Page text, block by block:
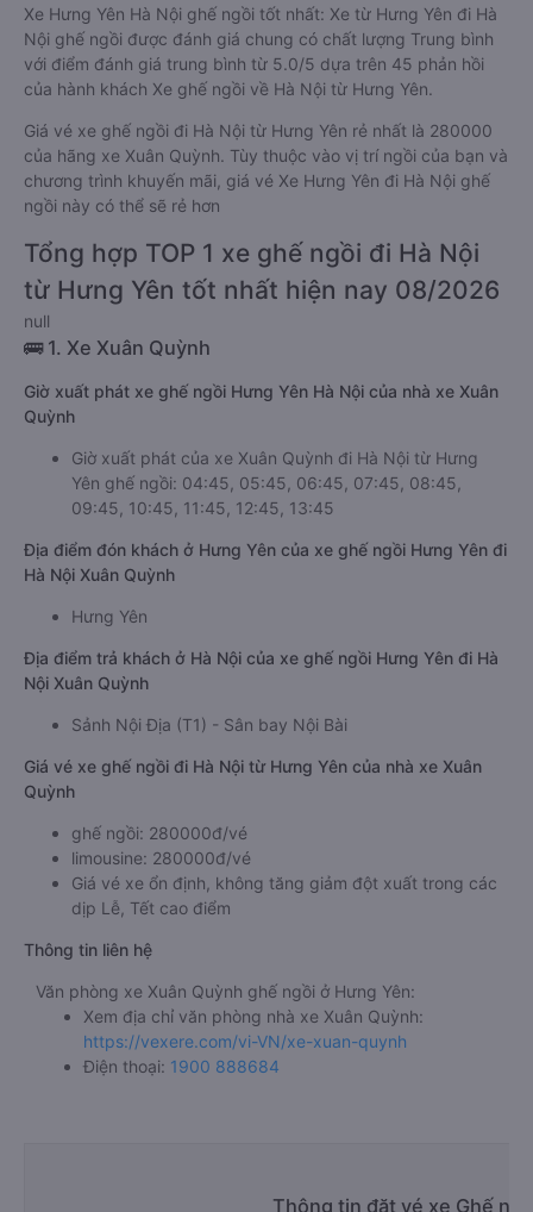
Xe Hưng Yên Hà Nội ghế ngồi tốt nhất: Xe từ Hưng Yên đi Hà
Nội ghế ngồi được đánh giá chung có chất lượng Trung bình
với điểm đánh giá trung bình từ 5.0/5 dựa trên 45 phản hồi
của hành khách Xe ghế ngồi về Hà Nội từ Hưng Yên.
Giá vé xe ghế ngồi đi Hà Nội từ Hưng Yên rẻ nhất là 280000
của hãng xe Xuân Quỳnh. Tùy thuộc vào vị trí ngồi của bạn và
chương trình khuyến mãi, giá vé Xe Hưng Yên đi Hà Nội ghế
ngồi này có thể sẽ rẻ hơn
Tổng hợp TOP 1 xe ghế ngồi đi Hà Nội
từ Hưng Yên tốt nhất hiện nay 08/2026
null
🚌 1. Xe Xuân Quỳnh
Giờ xuất phát xe ghế ngồi Hưng Yên Hà Nội của nhà xe Xuân
Quỳnh
Giờ xuất phát của xe Xuân Quỳnh đi Hà Nội từ Hưng
Yên ghế ngồi: 04:45, 05:45, 06:45, 07:45, 08:45,
09:45, 10:45, 11:45, 12:45, 13:45
Địa điểm đón khách ở Hưng Yên của xe ghế ngồi Hưng Yên đi
Hà Nội Xuân Quỳnh
Hưng Yên
Địa điểm trả khách ở Hà Nội của xe ghế ngồi Hưng Yên đi Hà
Nội Xuân Quỳnh
Sảnh Nội Địa (T1) - Sân bay Nội Bài
Giá vé xe ghế ngồi đi Hà Nội từ Hưng Yên của nhà xe Xuân
Quỳnh
ghế ngồi: 280000đ/vé
limousine: 280000đ/vé
Giá vé xe ổn định, không tăng giảm đột xuất trong các
dịp Lễ, Tết cao điểm
Thông tin liên hệ
Văn phòng xe Xuân Quỳnh ghế ngồi ở Hưng Yên:
Xem địa chỉ văn phòng nhà xe Xuân Quỳnh:
https://vexere.com/vi-VN/xe-xuan-quynh
Điện thoại: 1900 888684
Thông tin đặt vé xe Ghế